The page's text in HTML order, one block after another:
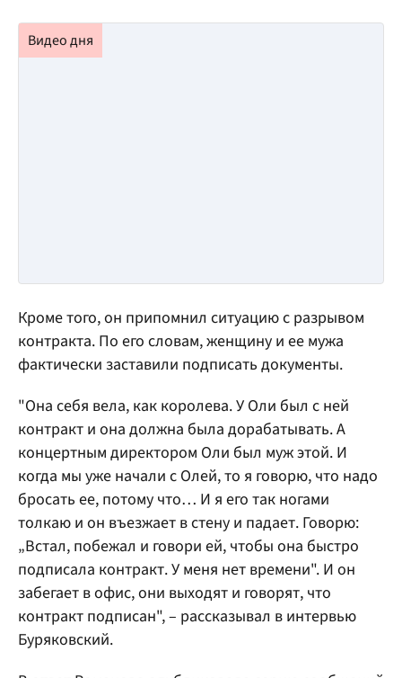
Кроме того, он припомнил ситуацию с разрывом
контракта. По его словам, женщину и ее мужа
фактически заставили подписать документы.
"Она себя вела, как королева. У Оли был с ней
контракт и она должна была дорабатывать. А
концертным директором Оли был муж этой. И
когда мы уже начали с Олей, то я говорю, что надо
бросать ее, потому что… И я его так ногами
толкаю и он въезжает в стену и падает. Говорю:
„Встал, побежал и говори ей, чтобы она быстро
подписала контракт. У меня нет времени". И он
забегает в офис, они выходят и говорят, что
контракт подписан", – рассказывал в интервью
Буряковский.